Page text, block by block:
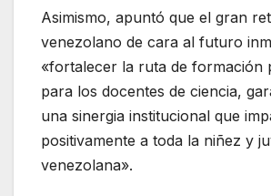
Asimismo, apuntó que el gran
venezolano de cara al futuro
«fortalecer la ruta de formación
para los docentes de ciencia,
una sinergia institucional que
positivamente a toda la niñez y
venezolana».